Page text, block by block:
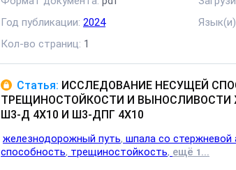
Год публикации: 2024
Кол-во страниц: 1
Статья: ИССЛЕДОВАНИЕ НЕСУЩЕЙ
ТРЕЩИНОСТОЙКОСТИ И
Ш3-Д 4X10 И Ш3-ДПГ 4X10
железнодорожный путь шпала со стержневой
способность трещиностойкость ещё 1 ...